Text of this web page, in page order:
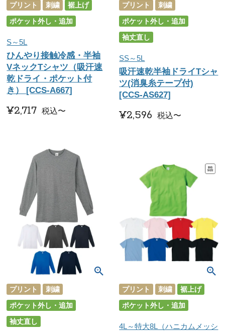
プリント 刺繍
裾上げ
ポケット外し・追加
S～5L
ひんやり接触冷感・半袖
VネックTシャツ（吸汗速
乾ドライ・ポケット付
き） [CCS-A667]
¥2,717 税込〜
プリント
刺繍
ポケット外し・追加
袖丈直し
SS～5L
吸汗速乾半袖ドライTシャ
ツ(消臭糸テープ付)
[CCS-AS627]
¥2,596 税込〜
プリント
刺繍
ポケット外し・追加
袖丈直し
プリント 刺繍
裾上げ
ポケット外し・追加
4L～特大8L（ハニカムメッシ